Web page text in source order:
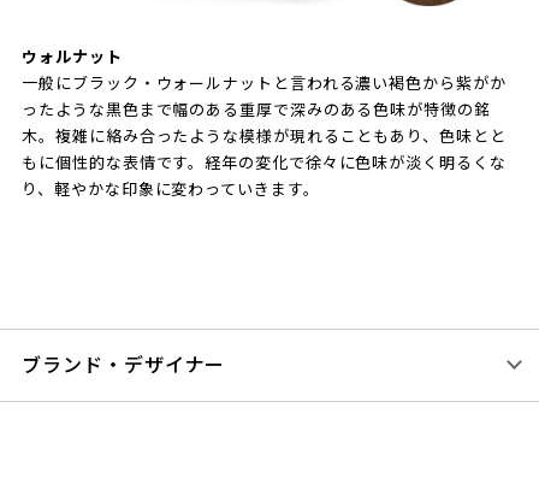
ウォルナット
一般にブラック・ウォールナットと言われる濃い褐色から紫がか
ったような黒色まで幅のある重厚で深みのある色味が特徴の銘
木。複雑に絡み合ったような模様が現れることもあり、色味とと
もに個性的な表情です。経年の変化で徐々に色味が淡く明るくな
り、軽やかな印象に変わっていきます。
ブランド・デザイナー